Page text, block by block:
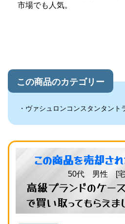
市場でも人気。
この商品のカテゴリー
ヴァシュロンコンスタンタント
この商品を売却さ
50代 男性 [宅
高級ブランドのケー
で買い取ってもらえま